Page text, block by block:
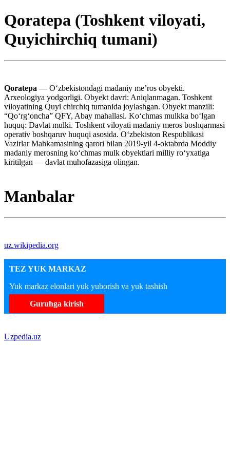
Qoratepa (Toshkent viloyati,
Quyichirchiq tumani)
Qoratepa — Oʻzbekistondagi madaniy meʼros obyekti.
Arxeologiya yodgorligi. Obyekt davri: Aniqlanmagan. Toshkent
viloyatining Quyi chirchiq tumanida joylashgan. Obyekt manzili:
“Qoʻrgʻoncha” QFY, Abay mahallasi. Koʻchmas mulkka boʻlgan
huquq: Davlat mulki. Toshkent viloyati madaniy meros boshqarmasi
operativ boshqaruv huquqi asosida. Oʻzbekiston Respublikasi
Vazirlar Mahkamasining qarori bilan 2019-yil 4-oktabrda Moddiy
madaniy merosning koʻchmas mulk obyektlari milliy roʻyxatiga
kiritilgan — davlat muhofazasiga olingan.
Manbalar
uz.wikipedia.org
TEZ YUK MARKAZ
Yuk markaz elonlari yuk yuborish va yuk tashish
Guruhga kirish
Uzpedia.uz